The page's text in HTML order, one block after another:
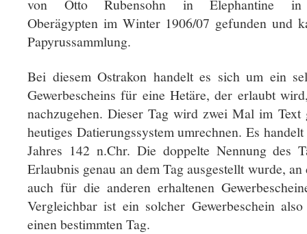
von Otto Rubensohn in Elephantine in
Oberägypten im Winter 1906/07 gefunden und
Papyrussammlung.
Bei diesem Ostrakon handelt es sich um ein
Gewerbescheins für eine Hetäre, der erlaubt
nachzugehen. Dieser Tag wird zwei Mal im
heutiges Datierungssystem umrechnen. Es
Jahres 142 n.Chr. Die doppelte Nennung des
Erlaubnis genau an dem Tag ausgestellt wurde,
auch für die anderen erhaltenen
Vergleichbar ist ein solcher Gewerbeschein
einen bestimmten Tag.